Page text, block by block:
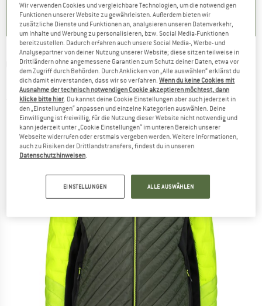
CMP -Jacket Hybrid Fix Hood Mini Ripstop -
Kunstfaserjacke
(0)
Wir verwenden Cookies und vergleichbare Technologien, um die notwendigen
Funktionen unserer Website zu gewährleisten. Außerdem bieten wir
zusätzliche Dienste und Funktionen an, analysieren unseren Datenverkehr,
um Inhalte und Werbung zu personalisieren, bzw. Social Media-Funktionen
bereitzustellen. Dadurch erfahren auch unsere Social Media-, Werbe- und
Analysepartner von deiner Nutzung unserer Website; diese sitzen teilweise in
Drittländern ohne angemessene Garantien zum Schutz deiner Daten, etwa vor
dem Zugriff durch Behörden. Durch Anklicken von „Alle auswählen“ erklärst du
dich damit einverstanden, dass wir so verfahren.Wenn du keine Cookies mit
Ausnahme der technisch notwendigen Cookie akzeptieren möchtest, dann
klicke bitte hier . Du kannst deine Cookie Einstellungen aber auch jederzeit in
den „Einstellungen“ anpassen und einzelne Kategorien auswählen. Deine
Einwilligung ist freiwillig, für die Nutzung dieser Website nicht notwendig und
kann jederzeit unter „Cookie Einstellungen“ im unteren Bereich unserer
Webseite widerrufen oder erstmals vergeben werden. Weitere Informationen,
auch zu Risiken der Drittlandstransfers, findest du in unseren
Datenschutzhinweisen
EINSTELLUNGEN ALLE AUSWÄHLEN